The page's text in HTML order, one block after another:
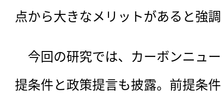
点から大きなメリットがあると強
今回の研究では、カーボンニュ
提条件と政策提言も披露。前提条